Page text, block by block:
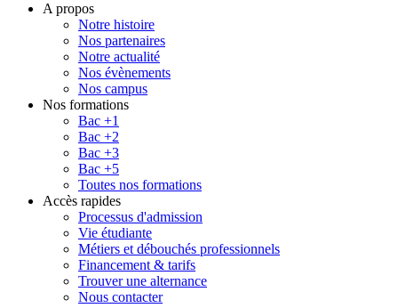
A propos
Notre histoire
Nos partenaires
Notre actualité
Nos évènements
Nos campus
Nos formations
Bac +1
Bac +2
Bac +3
Bac +5
Toutes nos formations
Accès rapides
Processus d'admission
Vie étudiante
Métiers et débouchés professionnels
Financement & tarifs
Trouver une alternance
Nous contacter